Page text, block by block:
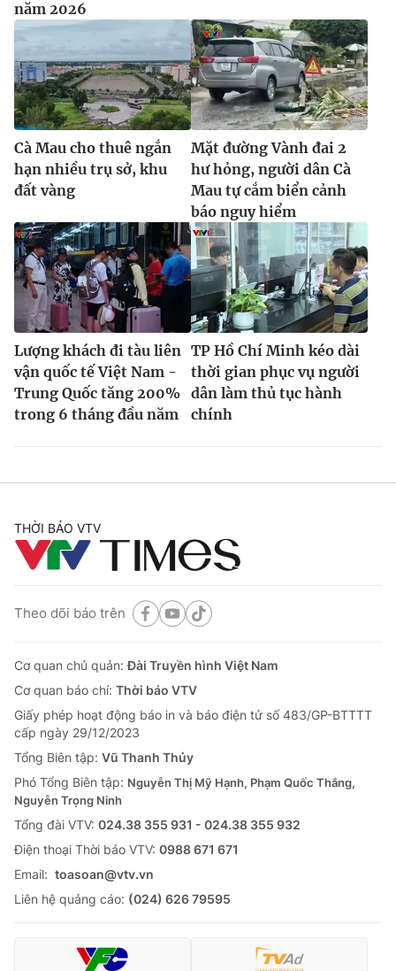
năm 2026
Cà Mau cho thuê ngắn
hạn nhiều trụ sở, khu
đất vàng
Mặt đường Vành đai 2
hư hỏng, người dân Cà
Mau tự cắm biển cảnh
báo nguy hiểm
Lượng khách đi tàu liên
vận quốc tế Việt Nam -
Trung Quốc tăng 200%
trong 6 tháng đầu năm
TP Hồ Chí Minh kéo dài
thời gian phục vụ người
dân làm thủ tục hành
chính
THỜI BÁO VTV
Theo dõi báo trên
Cơ quan chủ quản:Đài Truyền hình Việt Nam
Cơ quan báo chí: Thời báo VTV
Giấy phép hoạt động báo in và báo điện tử số 483/GP-BTTTT
cấp ngày 29/12/2023
Tổng Biên tập: Vũ Thanh Thủy
Phó Tổng Biên tập: Nguyễn Thị Mỹ Hạnh, Phạm Quốc Thắng,
Nguyễn Trọng Ninh
Tổng đài VTV: 024.38 355 931 - 024.38 355 932
Ðiện thoại Thời báo VTV: 0988 671 671
Email: toasoan@vtv.vn
Liên hệ quảng cáo: (024) 626 79595